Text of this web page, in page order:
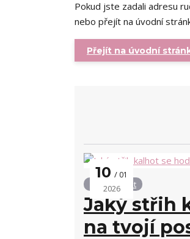
Pokud jste zadali adresu
nebo přejít na úvodní
Přejít na úvodní
10
01
2026
Střihy kalhot
Jaký střih
na tvojí